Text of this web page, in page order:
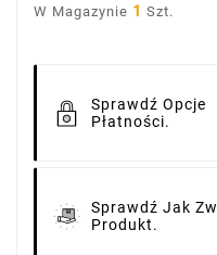
W Magazynie 1 Szt.
Sprawdź Opcje
Płatności.
Sprawdź Jak
Produkt.